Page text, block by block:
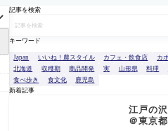
記事を検索
キーワード
Japan いいね！農スタイル カフェ・飲食店 カ
北海道
収穫期 商品開発 実 山形県 料理
食べ歩き
食文化
鹿児島
新着記事
江戸の
＠東京